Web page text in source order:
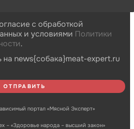
с обработкой
и условиями Политики
.
на news{собака}meat-expert.ru
портал «Мясной Эксперт»
– «Здоровье народа – высший закон»